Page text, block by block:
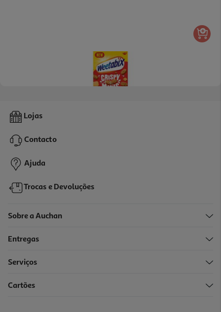
Cereais Minis Weetabix Biscoito Caramelizado 500g
5,59 €
Lojas
Contacto
Ajuda
Trocas e Devoluções
Sobre a Auchan
Entregas
Serviços
Cartões